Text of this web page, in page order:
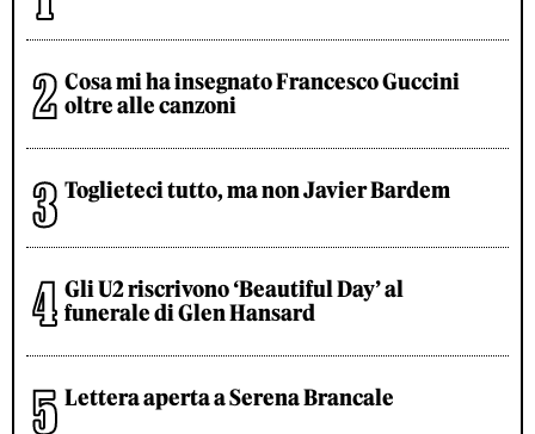
Cosa mi ha insegnato Francesco Guccini
oltre alle canzoni
Toglieteci tutto, ma non Javier Bardem
Gli U2 riscrivono ‘Beautiful Day’ al
funerale di Glen Hansard
Lettera aperta a Serena Brancale